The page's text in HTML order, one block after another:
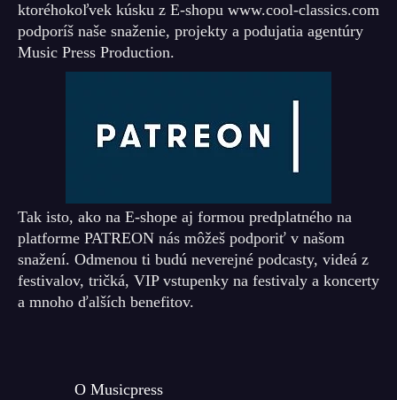
ktoréhokoľvek kúsku z E-shopu www.cool-classics.com
podporíš naše snaženie, projekty a podujatia agentúry
Music Press Production.
Tak isto, ako na E-shope aj formou predplatného na
platforme PATREON nás môžeš podporiť v našom
snažení. Odmenou ti budú neverejné podcasty, videá z
festivalov, tričká, VIP vstupenky na festivaly a koncerty
a mnoho ďalších benefitov.
O Musicpress